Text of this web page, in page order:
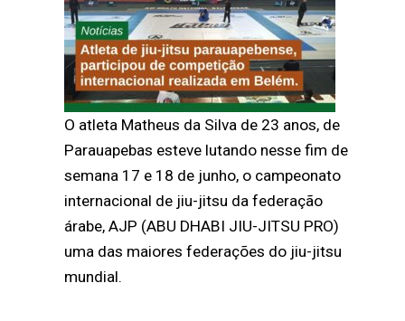
O atleta Matheus da Silva de 23 anos, de
Parauapebas esteve lutando nesse fim de
semana 17 e 18 de junho, o campeonato
internacional de jiu-jitsu da federação
árabe, AJP (ABU DHABI JIU-JITSU PRO)
uma das maiores federações do jiu-jitsu
mundial.